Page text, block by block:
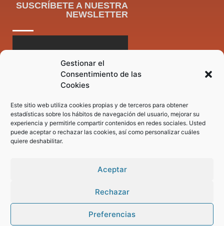
Gestionar el
Consentimiento de las
Cookies
Este sitio web utiliza cookies propias y de terceros para obtener
estadísticas sobre los hábitos de navegación del usuario, mejorar su
experiencia y permitirle compartir contenidos en redes sociales. Usted
puede aceptar o rechazar las cookies, así como personalizar cuáles
quiere deshabilitar.
Aceptar
Rechazar
Preferencias
SUSCRÍBETE A NUESTRA
NEWSLETTER